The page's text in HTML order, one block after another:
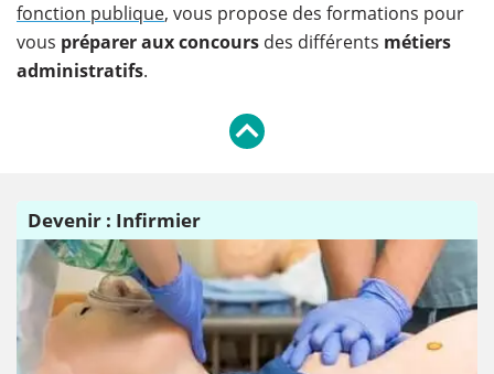
fonction publique, vous propose des formations pour
vous préparer aux concours des différents métiers
administratifs.
Devenir : Infirmier